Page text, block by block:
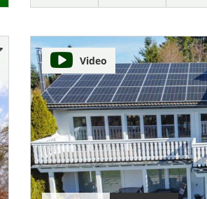
Video